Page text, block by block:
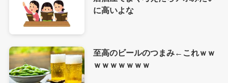
に高いよな
至高のビールのつまみ←これｗｗ
ｗｗｗｗｗｗｗ